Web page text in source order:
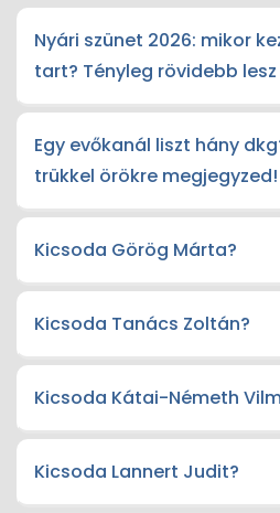
Nyári szünet 2026: mikor
tart? Tényleg rövidebb
Egy evőkanál liszt hány
trükkel örökre megjegyzed!
Kicsoda Görög Márta?
Kicsoda Tanács Zoltán?
Kicsoda Kátai-Németh
Kicsoda Lannert Judit?